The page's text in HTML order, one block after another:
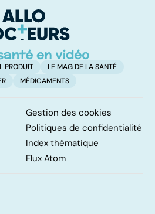
PRODUIT
LE MAG DE LA SANTÉ
MÉDICAMENTS
Gestion des cookies
Politiques de confidentialité
Index thématique
Flux Atom